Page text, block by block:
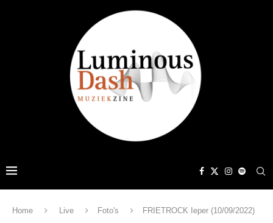
Home Live Foto's FRIETROCK Ieper (10/09/2022)